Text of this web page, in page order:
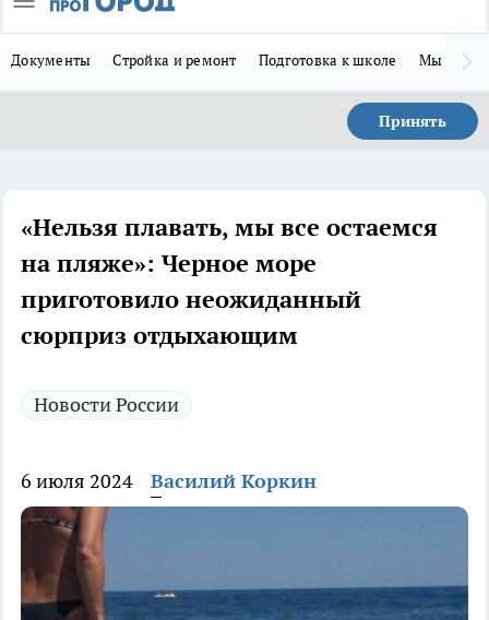
Документы Стройка и ремонт Подготовка к школе Мы в MAX
Принять
«Нельзя плавать, мы все остаемся
на пляже»: Черное море
приготовило неожиданный
сюрприз отдыхающим
Новости России
6 июля 2024 Василий Коркин